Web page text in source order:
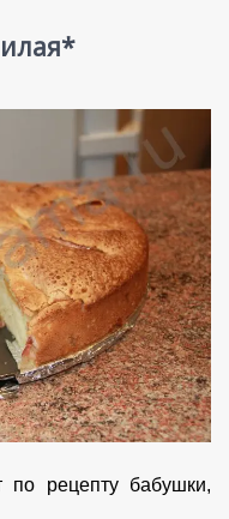
по рецепту бабушки,